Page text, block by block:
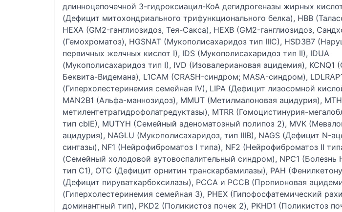
длинноцепочечной 3-гидроксиацил-КоА дегидрогеназы жирных
(Дефицит митохондриального трифункционального белка), HBB
HEXA (GM2-ганглиозидоз, Тея-Сакса), HEXB (GM2-ганглиозидоз,
(Гемохроматоз), HGSNAT (Мукополисахаридоз тип IIIC), HSD3B7
первичных желчных кислот I), IDS (Мукополисахаридоз тип II), IDUA
(Мукополисахаридоз тип I), IVD (Изовалериановая ацидемия), KCNQ1
Беквита-Видемана), L1CAM (CRASH-синдром; MASA-синдром),
(Гиперхолестеринемия семейная IV), LIPA (Дефицит лизосомной
MAN2B1 (Альфа-маннозидоз), MMUT (Метилмалоновая ацидурия),
метилентетрагидрофолатредуктазы), MTRR (Гомоцистинурия-
тип cblE), MUTYH (Семейный аденоматозный полипоз 2), MVK
ацидурия), NAGLU (Мукополисахаридоз, тип IIIB), NAGS (Дефицит N-
синтазы), NF1 (Нейрофиброматоз I типа), NF2 (Нейрофиброматоз II
(Семейный холодовой аутовоспалительный синдром), NPC1 (Болезнь
тип C1), OTC (Дефицит орнитин транскарбамилазы), PAH
(Дефицит пируваткарбоксилазы), PCCA и PCCB (Пропионовая
(Гиперхолестеринемия семейная 3), PHEX (Гипофосфатемический
доминантный тип), PKD2 (Поликистоз почек 2), PKHD1 (Поликистоз